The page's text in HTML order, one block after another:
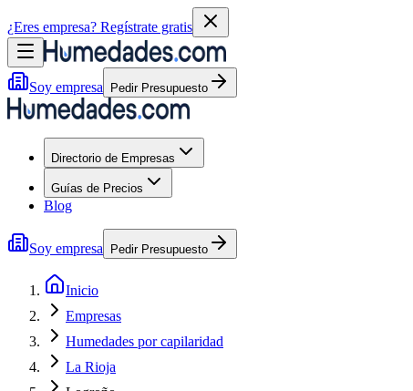
¿Eres empresa? Regístrate gratis
Soy empresa Pedir Presupuesto
Directorio de Empresas
Guías de Precios
Blog
Soy empresa Pedir Presupuesto
Inicio
Empresas
Humedades por capilaridad
La Rioja